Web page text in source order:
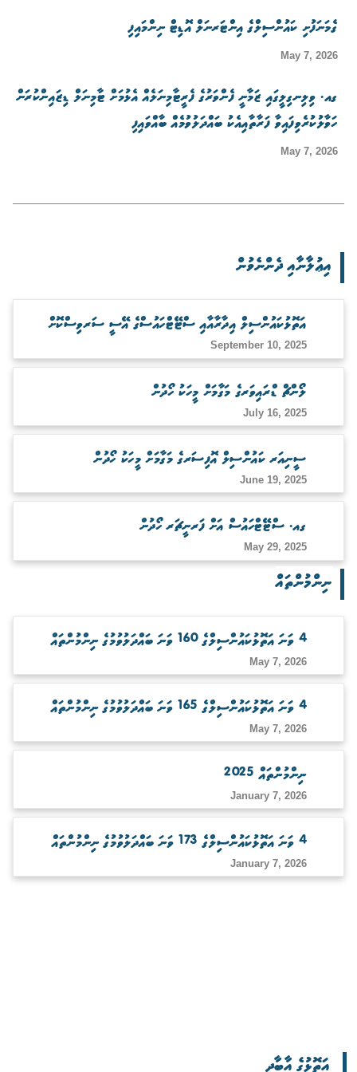
ގެމަނަފުށި ކައުންސިލްގެ އިންޓަރނަލް އޮޑިޓް ނިންމައިފި
May 7, 2026
ގއ. ވިލިނގިލީގައި ޒަމާނީ ފެންވަރުގެ ފެރީޓާމިނަލެއް އެޅުމަށް ޓާމިނަލް ޑިޒައިންކުރަން
ހަވާލުކުރެވިފައިވާ ފަރާތާއިއެކު ބައްދަލުވުމެއް ބާއްވައިފި
May 7, 2026
އިޢުލާނާއި ދެންނެވުން
އަތޮޅުކައުންސިލް އިދާރާއާއި ސްޓޭޓްހައުސްގެ އޭސީ ސަރވިސްކޮށް
ބަލަހައްޓާނެ ފަރާތެއް ހޯދުން
September 10, 2025
ލޯންޗް ޑްރައިވަރގެ މަގާމަށް މީހަކު ހޯދުން
July 16, 2025
ސީނިއަރ ކައުންސިލް އޮފިސަރގެ މަގާމަށް މީހަކު ހޯދުން
June 19, 2025
ގއ. ސްޓޭޓްހައުސް އަށް ފަރނީޗަރ ހޯދުން
May 29, 2025
ނިންމުންތައް
4 ވަނަ އަތޮޅުކައުންސިލްގެ 160 ވަނަ ބައްދަލުވުމުގެ ނިންމުންތައް
May 7, 2026
4 ވަނަ އަތޮޅުކައުންސިލްގެ 165 ވަނަ ބައްދަލުވުމުގެ ނިންމުންތައް
May 7, 2026
ނިންމުންތައް 2025
January 7, 2026
4 ވަނަ އަތޮޅުކައުންސިލްގެ 173 ވަނަ ބައްދަލުވުމުގެ ނިންމުންތައް
January 7, 2026